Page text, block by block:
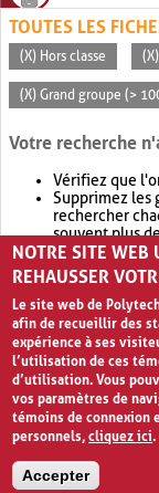
TOUTES LES
(X) Hors classe
(X) Grand groupe (>
Votre recherche
Vérifiez que
Supprimez les
rechercher
souvent plus
Envisagez
retournera
NOTRE SITE WEB
REHAUSSER
Le site web de
afin de recueillir des
expérience à ses
l’utilisation de ces
d’utilisation. Vous
vos paramètres de
témoins de connexion
personnels,cliquez ici.
Accepter